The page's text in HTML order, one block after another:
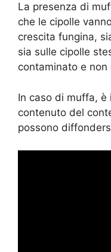
La presenza di
che le cipolle
crescita fungina,
sia sulle cipolle
contaminato e non
In caso di muffa,
contenuto del
possono